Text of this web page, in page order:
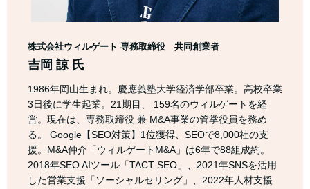
株式会社ウィルゲート 専務取締役 共同創業者
吉岡 諒 氏
1986年岡山生まれ。慶應義塾大学経済学部卒業。高校卒業
3日後に学生起業。21期目、 159名のウィルゲートを経
営。現在は、専務取締役 兼 M&A事業の管掌役員を務め
る。 Google【SEO対策】1位獲得、SEOで8,000社の支
援。M&A仲介「ウィルゲートM&A」は6年で88組成約。
2018年SEO AIツール「TACT SEO」、2021年SNSを活用
した営業支援「ソーシャルセリング」、2022年人材支援